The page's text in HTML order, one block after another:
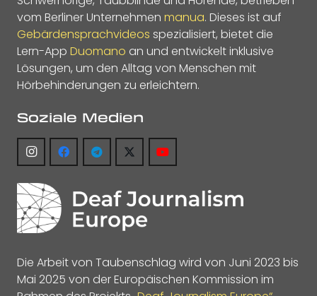
vom Berliner Unternehmen manua. Dieses ist auf
Gebärdensprachvideos spezialisiert, bietet die
Lern-App Duomano an und entwickelt inklusive
Lösungen, um den Alltag von Menschen mit
Hörbehinderungen zu erleichtern.
Soziale Medien
Die Arbeit von Taubenschlag wird von Juni 2023 bis
Mai 2025 von der Europäischen Kommission im